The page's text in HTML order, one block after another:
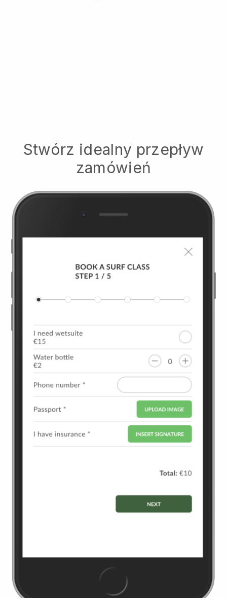
Stwórz idealny przepływ
zamówień